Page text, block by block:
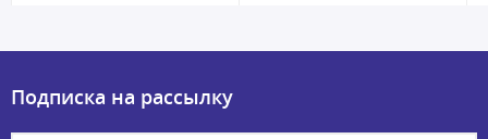
Подписка на рассылку